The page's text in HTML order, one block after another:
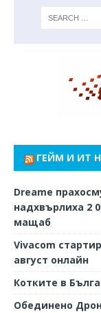
ГЕЙМ И ИТ
Dreame
надхвърлиха 2
мащаб
Vivacom
август онлайн
Котките в
Обединено